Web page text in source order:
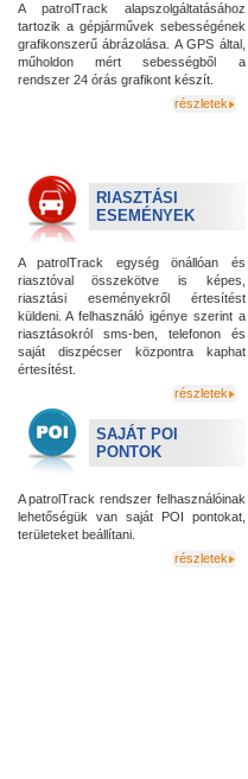
A patrolTrack alapszolgáltatásához
tartozik a gépjárművek sebességének
grafikonszerű ábrázolása. A GPS által,
műholdon mért sebességből a
rendszer 24 órás grafikont készít.
részletek
RIASZTÁSI
ESEMÉNYEK
A patrolTrack egység önállóan és
riasztóval összekötve is képes,
riasztási eseményekről értesítést
küldeni. A felhasználó igénye szerint a
riasztásokról sms-ben, telefonon és
saját diszpécser központra kaphat
értesítést.
részletek
SAJÁT POI
PONTOK
A patrolTrack rendszer felhasználóinak
lehetőségük van saját POI pontokat,
területeket beállítani.
részletek